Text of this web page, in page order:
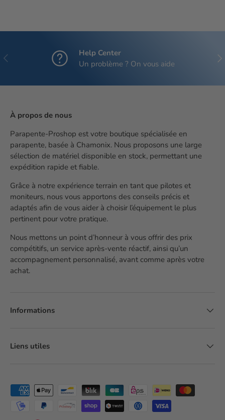
Précédent
Help Center
Un problème ? On vous aide
À propos de nous
Parapente-Proshop est votre boutique spécialisée en
parapente, basée à Chamonix. Nous proposons une large
sélection de matériel disponible en stock, permettant une
expédition rapide et fiable.
Grâce à notre expérience terrain en tant que pilotes et
moniteurs, nous vous apportons des conseils précis et
adaptés afin de vous aider à choisir l’équipement le plus
pertinent pour votre pratique.
Nous mettons un point d’honneur à vous offrir des prix
compétitifs, un service après-vente réactif, ainsi qu’un
accompagnement personnalisé, avant comme après votre
achat.
Informations
Liens utiles
Moyens de paiement acceptés